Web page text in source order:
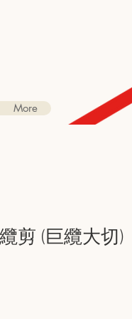
More
剪 (巨纜大切)